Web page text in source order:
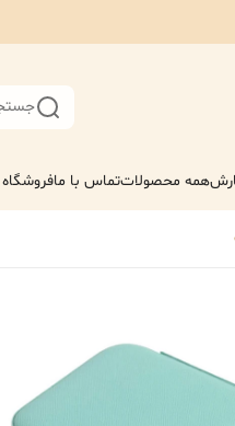
همه محصولاتتماس با مافروشگاه